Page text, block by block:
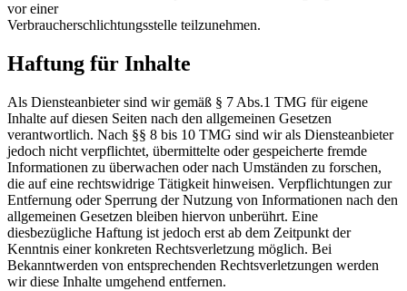
vor einer
Verbraucherschlichtungsstelle teilzunehmen.
Haftung für Inhalte
Als Diensteanbieter sind wir gemäß § 7 Abs.1 TMG für eigene
Inhalte auf diesen Seiten nach den allgemeinen Gesetzen
verantwortlich. Nach §§ 8 bis 10 TMG sind wir als Diensteanbieter
jedoch nicht verpflichtet, übermittelte oder gespeicherte fremde
Informationen zu überwachen oder nach Umständen zu forschen,
die auf eine rechtswidrige Tätigkeit hinweisen. Verpflichtungen zur
Entfernung oder Sperrung der Nutzung von Informationen nach den
allgemeinen Gesetzen bleiben hiervon unberührt. Eine
diesbezügliche Haftung ist jedoch erst ab dem Zeitpunkt der
Kenntnis einer konkreten Rechtsverletzung möglich. Bei
Bekanntwerden von entsprechenden Rechtsverletzungen werden
wir diese Inhalte umgehend entfernen.